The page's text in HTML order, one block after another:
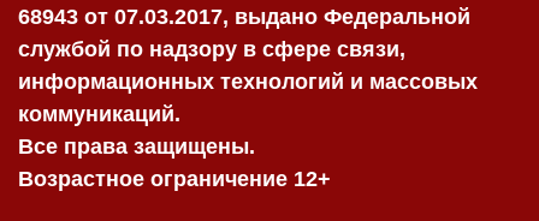
68943 от 07.03.2017, выдано Федеральной
службой по надзору в сфере связи,
информационных технологий и массовых
коммуникаций.
Все права защищены.
Возрастное ограничение 12+